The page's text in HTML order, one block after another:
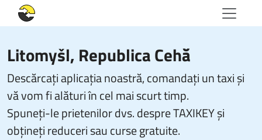
Litomyšl, Republica Cehă
Descărcați aplicația noastră, comandați un taxi și
vă vom fi alături în cel mai scurt timp.
Spuneți-le prietenilor dvs. despre TAXIKEY și
obțineți reduceri sau curse gratuite.